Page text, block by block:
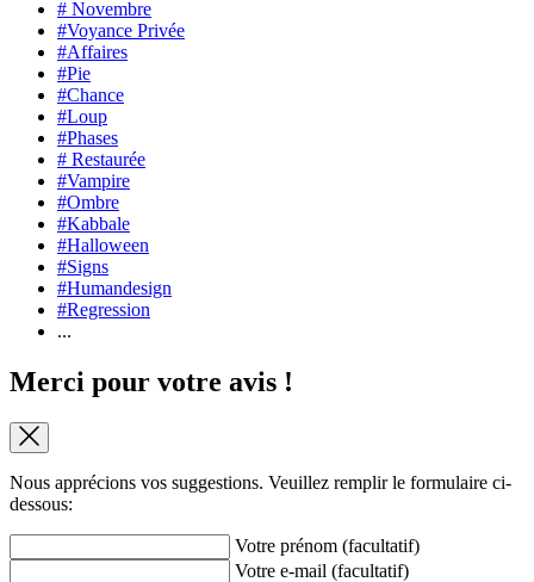
# Novembre
#Voyance Privée
#Affaires
#Pie
#Chance
#Loup
#Phases
# Restaurée
#Vampire
#Ombre
#Kabbale
#Halloween
#Signs
#Humandesign
#Regression
...
Merci pour votre avis !
Nous apprécions vos suggestions. Veuillez remplir le formulaire ci-
dessous:
Votre prénom (facultatif)
Votre e-mail (facultatif)